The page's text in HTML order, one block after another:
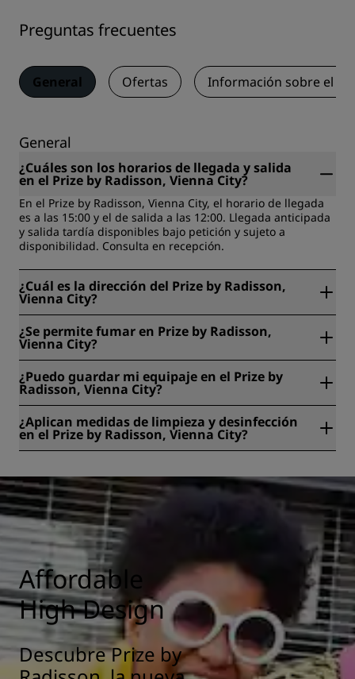
Preguntas frecuentes
General Ofertas Información sobre el
General
¿Cuáles son los horarios de llegada y salida
en el Prize by Radisson, Vienna City?
En el Prize by Radisson, Vienna City, el horario de llegada
es a las 15:00 y el de salida a las 12:00. Llegada anticipada
y salida tardía disponibles bajo petición y sujeto a
disponibilidad. Consulta en recepción.
¿Cuál es la dirección del Prize by Radisson,
Vienna City?
Popper-Straße 7, Viena, Austria.
¿Se permite fumar en Prize by Radisson,
Vienna City?
Vienna City.
¿Puedo guardar mi equipaje en el Prize by
Radisson, Vienna City?
Radisson, Vienna City.
¿Aplican medidas de limpieza y desinfección
en el Prize by Radisson, Vienna City?
seguridad de nuestros huéspedes. Más información:
https://www.radissonhotels.com/es-es/salud-seguridad
Affordable
High Design
Descubre Prize by